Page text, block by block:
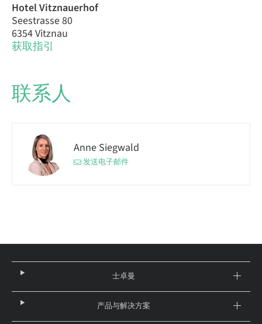
Hotel Vitznauerhof
Seestrasse 80
6354 Vitznau
获取指引
联系人
Anne Siegwald
发送电子邮件
士卓曼
产品与解决方案